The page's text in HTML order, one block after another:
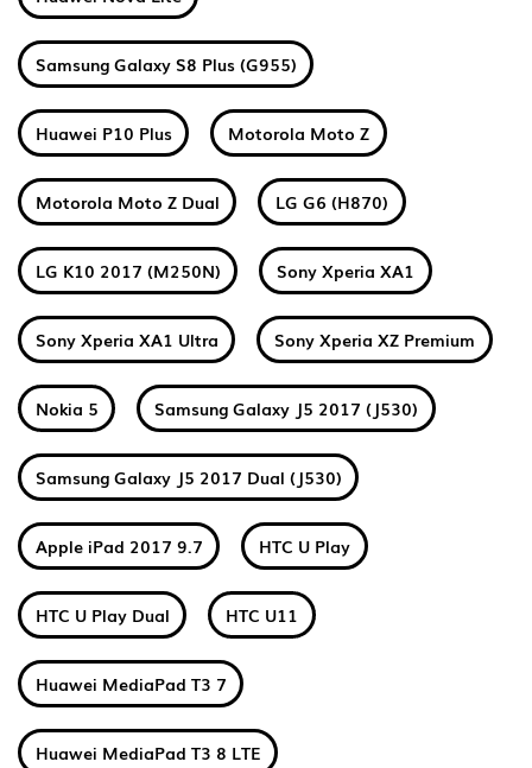
Samsung Galaxy S8 Plus (G955)
Huawei P10 Plus Motorola Moto Z
Motorola Moto Z Dual LG G6 (H870)
LG K10 2017 (M250N) Sony Xperia XA1
Sony Xperia XA1 Ultra Sony Xperia XZ Premium
Nokia 5 Samsung Galaxy J5 2017 (J530)
Samsung Galaxy J5 2017 Dual (J530)
Apple iPad 2017 9.7 HTC U Play
HTC U Play Dual HTC U11
Huawei MediaPad T3 7
Huawei MediaPad T3 8 LTE